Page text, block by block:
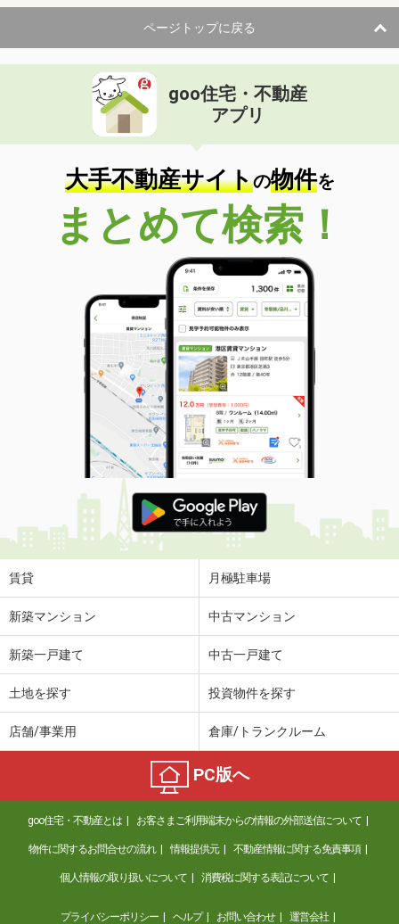
ページトップに戻る
goo住宅・不動産
アプリ
大手不動産サイトの物件を
まとめて検索！
賃貸 月極駐車場
新築マンション 中古マンション
新築一戸建て 中古一戸建て
土地を探す 投資物件を探す
店舗/事業用 倉庫/トランクルーム
PC版へ
goo住宅・不動産とは お客さまご利用端末からの情報の外部送信について
物件に関するお問合せの流れ 情報提供元 不動産情報に関する免責事項
個人情報の取り扱いについて 消費税に関する表記について
プライバシーポリシー ヘルプ お問い合わせ 運営会社